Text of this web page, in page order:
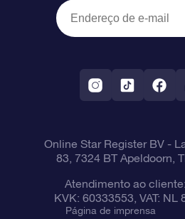
OSR Starsaver
Aplicativo RV Fly me to the
Política de devolução
Constelações
Online Star Register BV-
83, 7324 BT Apeldoorn,
Atendimento ao cliente:
KVK: 60333553, VAT: NL
Página de imprensa